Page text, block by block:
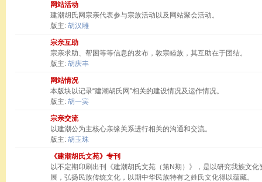
网站活动
建潮胡氏网宗亲代表参与宗族活动以及网站聚会活动。
版主: 胡汉雕
宗亲互助
宗亲求助、帮困等等信息的发布，敦宗睦族，其互助在于团结。
版主: 胡庆丰
网站情况
本版块以记录“建潮胡氏网”相关的建设情况及运作情况。
版主: 胡一宾
宗亲交流
以建潮公为主核心亲缘关系进行相关的沟通和交流。
版主: 胡玉珠
《建潮胡氏文苑》专刊
以不定期印刷出刊《建潮胡氏文苑（第N期）》，是以研究我族文
展，弘扬民族传统文化，以期中华民族特有之姓氏文化得以蕴藏。